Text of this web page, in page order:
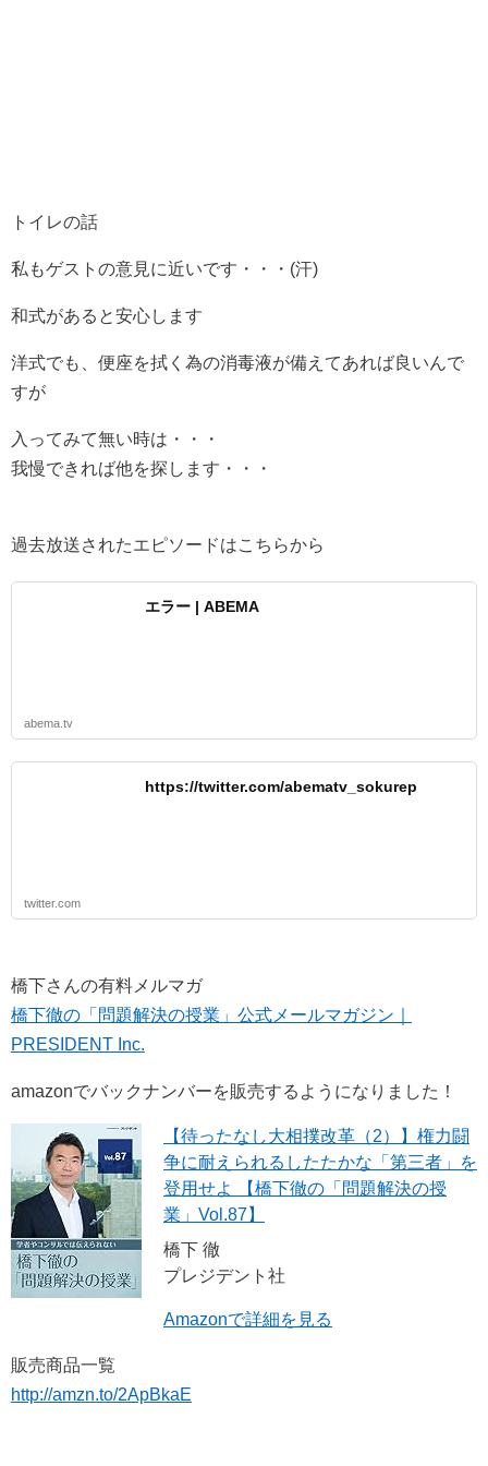
トイレの話
私もゲストの意見に近いです・・・(汗)
和式があると安心します
洋式でも、便座を拭く為の消毒液が備えてあれば良いんで
すが
入ってみて無い時は・・・
我慢できれば他を探します・・・
過去放送されたエピソードはこちらから
エラー | ABEMA
abema.tv
https://twitter.com/abematv_sokurep
twitter.com
橋下さんの有料メルマガ
橋下徹の「問題解決の授業」公式メールマガジン｜
PRESIDENT Inc.
amazonでバックナンバーを販売するようになりました！
【待ったなし大相撲改革（2）】権力闘
争に耐えられるしたたかな「第三者」を
登用せよ 【橋下徹の「問題解決の授
業」Vol.87】
橋下 徹
プレジデント社
Amazonで詳細を見る
販売商品一覧
http://amzn.to/2ApBkaE